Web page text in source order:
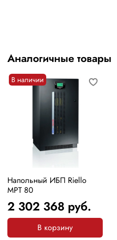
Аналогичные товары
В наличии
Напольный ИБП Riello
MPT 80
2 302 368 руб.
В корзину